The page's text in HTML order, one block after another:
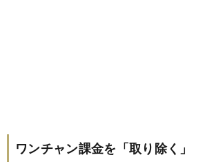
ワンチャン課金を「取り除く」